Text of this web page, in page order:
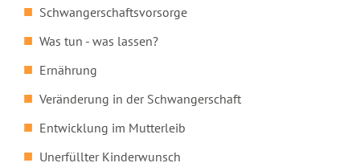
Schwangerschaftsvorsorge
Was tun - was lassen?
Ernährung
Veränderung in der Schwangerschaft
Entwicklung im Mutterleib
Unerfüllter Kinderwunsch